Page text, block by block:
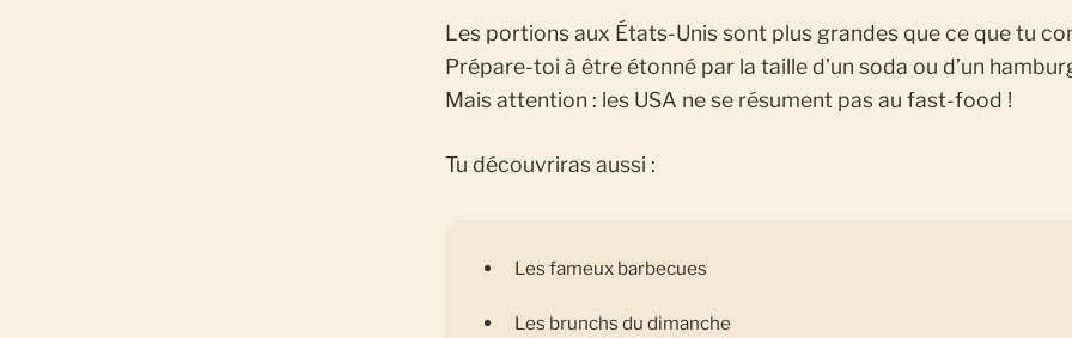
Les portions aux États-Unis sont plus grandes que ce que tu
Prépare-toi à être étonné par la taille d’un soda ou d’un
Mais attention : les USA ne se résument pas au fast-food !
Tu découvriras aussi :
Les fameux barbecues
Les brunchs du dimanche